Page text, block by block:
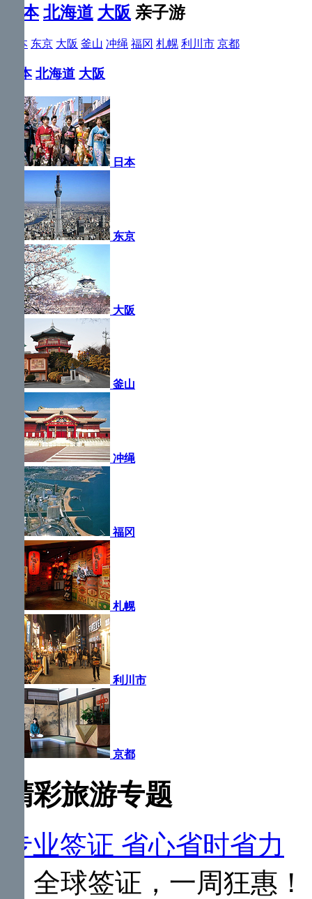
日本 北海道 大阪 亲子游
日本 东京 大阪 釜山 冲绳 福冈 札幌 利川市 京都
日本 北海道 大阪
日本
东京
大阪
釜山
冲绳
福冈
札幌
利川市
京都
精彩旅游专题
专业签证 省心省时省力
全球签证，一周狂惠！